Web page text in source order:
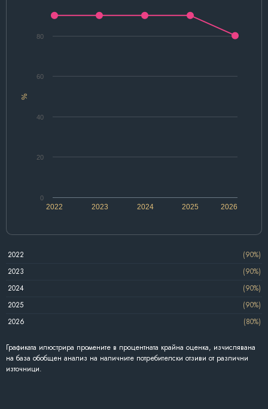
%
2022 2024 2026
2023 2025
0
20
40
60
80
2022
(90%)
2023
(90%)
2024
(90%)
2025
(90%)
2026
(80%)
Графиката илюстрира промените в процентната крайна оценка, изчислявана
на база обобщен анализ на наличните потребителски отзиви от различни
източници.